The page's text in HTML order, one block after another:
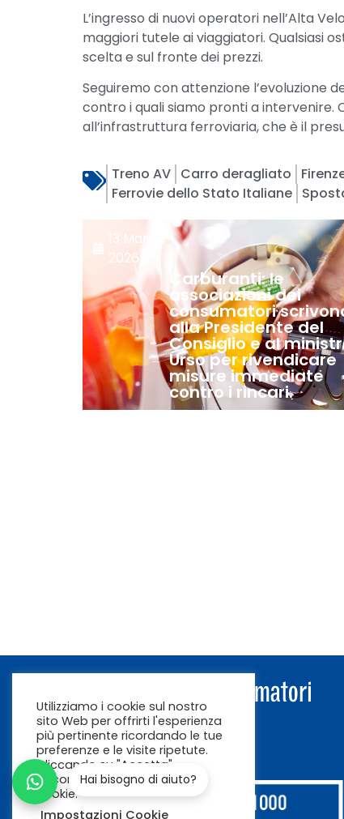
L’ingresso di nuovi operatori nell’Alta
maggiori tutele ai viaggiatori. Qualsiasi
scelta e sul fronte dei prezzi.
Seguiremo con attenzione l’evoluzione
contro i quali siamo pronti a intervenire.
all’infrastruttura ferroviaria, che è il
Treno AV Carro deragliato
Ferrovie dello Stato Italiane
13 Marzo,
2026
Carburanti: le
associazioni dei
consumatori
alla Presidente del
Consiglio e al
Urso per rivendicare
misure immediate
contro i rincari.
Utilizziamo i cookie sul nostro
sito Web per offrirti l'esperienza
più pertinente ricordando le tue
preferenze e le visite ripetute.
Cliccando su "Accetta"
acconsenti all'uso di TUTTI i
cookie.
Impostazioni Cookie
Hai bisogno di aiuto?